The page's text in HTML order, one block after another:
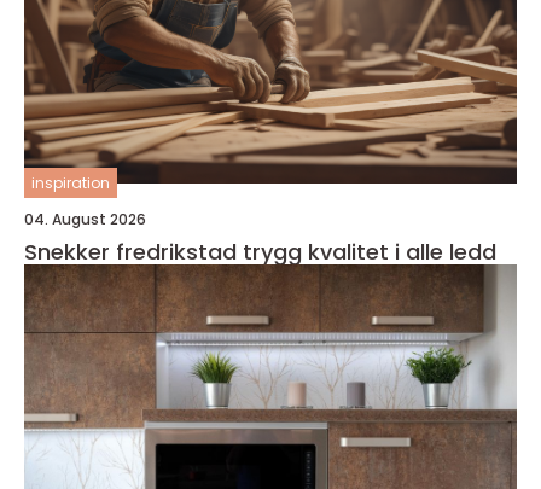
inspiration
04. August 2026
Snekker fredrikstad trygg kvalitet i alle ledd